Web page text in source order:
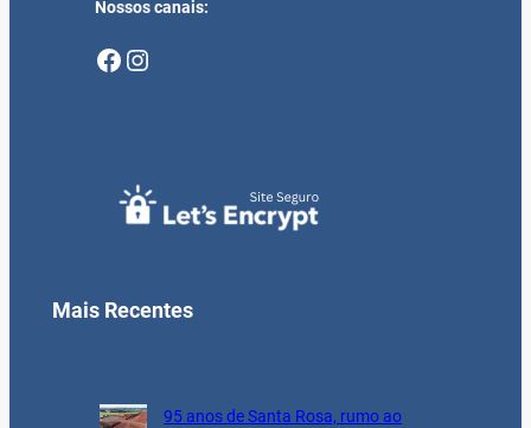
Nossos canais:
Facebook Instagram
Mais Recentes
95 anos de Santa Rosa, rumo ao